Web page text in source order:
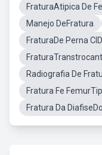
FraturaAtipica De
Manejo DeFratura
FraturaDe Perna CID
Radiografia De
Fratura Fe
Fratura Da